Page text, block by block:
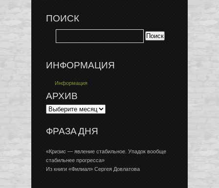
ПОИСК
ИНФОРМАЦИЯ
Информация
АРХИВ
ФРАЗА ДНЯ
«Кризис — явление стабильное. Упадок вообще
стабильнее прогресса»
Из книги «Филиал» Сергея Довлатова